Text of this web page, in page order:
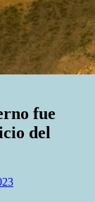
fue
del